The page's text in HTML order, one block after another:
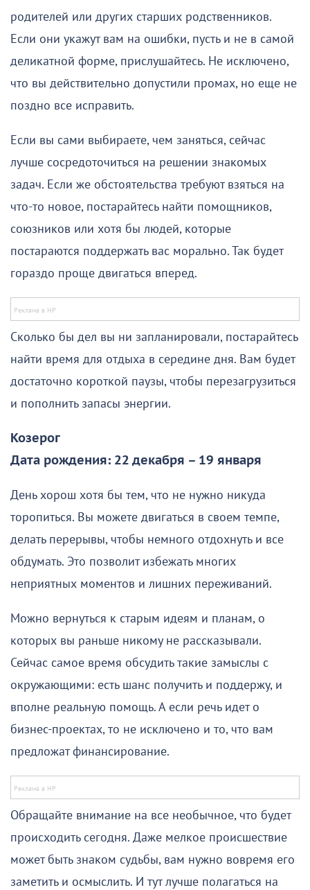
родителей или других старших родственников.
Если они укажут вам на ошибки, пусть и не в самой
деликатной форме, прислушайтесь. Не исключено,
что вы действительно допустили промах, но еще не
поздно все исправить.
Если вы сами выбираете, чем заняться, сейчас
лучше сосредоточиться на решении знакомых
задач. Если же обстоятельства требуют взяться на
что-то новое, постарайтесь найти помощников,
союзников или хотя бы людей, которые
постараются поддержать вас морально. Так будет
гораздо проще двигаться вперед.
Сколько бы дел вы ни запланировали, постарайтесь
найти время для отдыха в середине дня. Вам будет
достаточно короткой паузы, чтобы перезагрузиться
и пополнить запасы энергии.
Козерог
Дата рождения: 22 декабря – 19 января
День хорош хотя бы тем, что не нужно никуда
торопиться. Вы можете двигаться в своем темпе,
делать перерывы, чтобы немного отдохнуть и все
обдумать. Это позволит избежать многих
неприятных моментов и лишних переживаний.
Можно вернуться к старым идеям и планам, о
которых вы раньше никому не рассказывали.
Сейчас самое время обсудить такие замыслы с
окружающими: есть шанс получить и поддержу, и
вполне реальную помощь. А если речь идет о
бизнес-проектах, то не исключено и то, что вам
предложат финансирование.
Обращайте внимание на все необычное, что будет
происходить сегодня. Даже мелкое происшествие
может быть знаком судьбы, вам нужно вовремя его
заметить и осмыслить. И тут лучше полагаться на